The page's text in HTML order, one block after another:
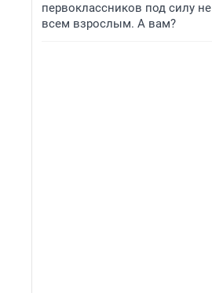
первоклассников под силу не
всем взрослым. А вам?